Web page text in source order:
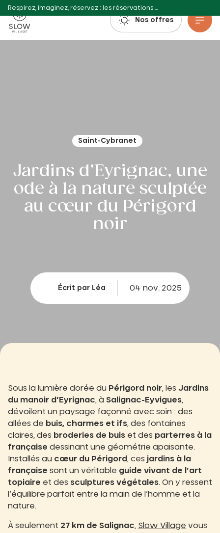
Slow Village
Nos offres
Saint-Cybranet
Jardins d’Eyrignac, une
ode à la nature sculptée
au cœur du Périgord
noir
Écrit par Léa 04 nov. 2025
Sous la lumière dorée du Périgord noir , les Jardins
du manoir d’Eyrignac , à Salignac-Eyvigues
dévoilent un paysage façonné avec soin : des
allées de buis, charmes et ifs , des fontaines
claires, des broderies de buis et des parterres à la
française dessinant une géométrie apaisante.
Installés au cœur du Périgord , ces jardins à la
française sont un véritable guide vivant de l’art
topiaire et des sculptures végétales. On y ressent
l’équilibre parfait entre la main de l’homme et la
nature.
À seulement 27 km de Salignac Slow Village vous